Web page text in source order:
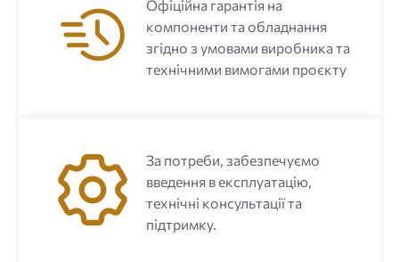
Офіційна гарантія на
компоненти та обладнання
згідно з умовами виробника та
технічними вимогами проєкту
За потреби, забезпечуємо
введення в експлуатацію,
технічні консультації та
підтримку.